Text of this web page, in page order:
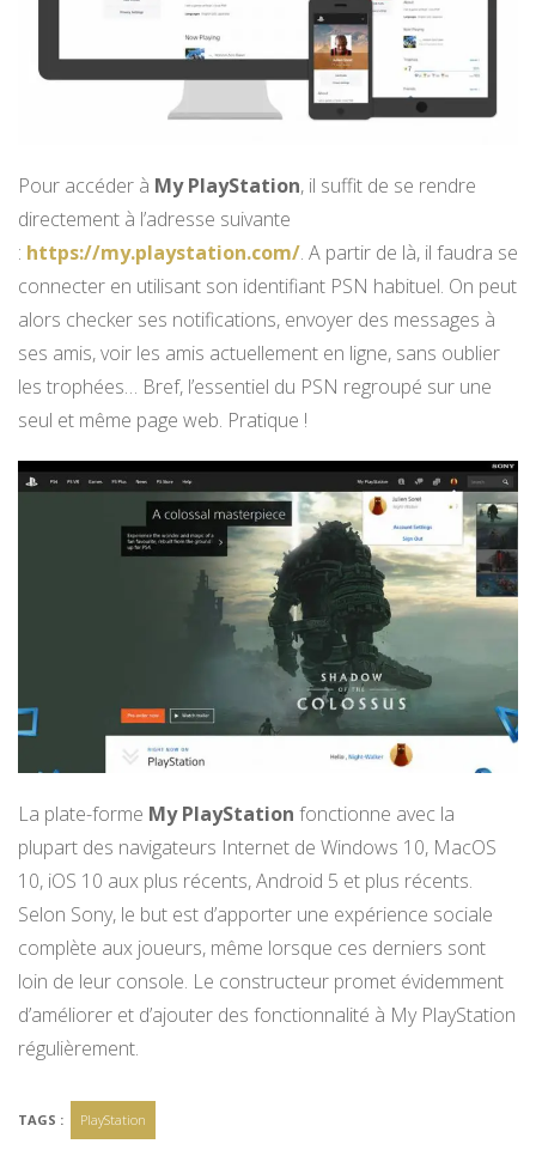
Pour accéder à My PlayStation, il suffit de se rendre
directement à l’adresse suivante
: https://my.playstation.com/. A partir de là, il faudra se
connecter en utilisant son identifiant PSN habituel. On peut
alors checker ses notifications, envoyer des messages à
ses amis, voir les amis actuellement en ligne, sans oublier
les trophées… Bref, l’essentiel du PSN regroupé sur une
seul et même page web. Pratique !
La plate-forme My PlayStation fonctionne avec la
plupart des navigateurs Internet de Windows 10, MacOS
10, iOS 10 aux plus récents, Android 5 et plus récents.
Selon Sony, le but est d’apporter une expérience sociale
complète aux joueurs, même lorsque ces derniers sont
loin de leur console. Le constructeur promet évidemment
d’améliorer et d’ajouter des fonctionnalité à My PlayStation
régulièrement.
TAGS : PlayStation